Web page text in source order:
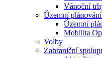
Vánoční
Územní
Územní
Mobilita
Volby
Zahraniční